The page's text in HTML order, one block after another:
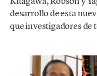
desarrollo de esta
que investigadores de